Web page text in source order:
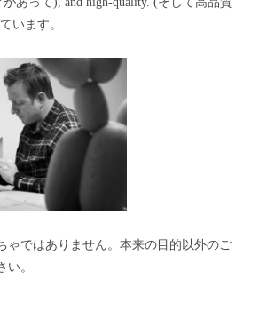
います。
ゃではありません。本来の目的以外のご
い。